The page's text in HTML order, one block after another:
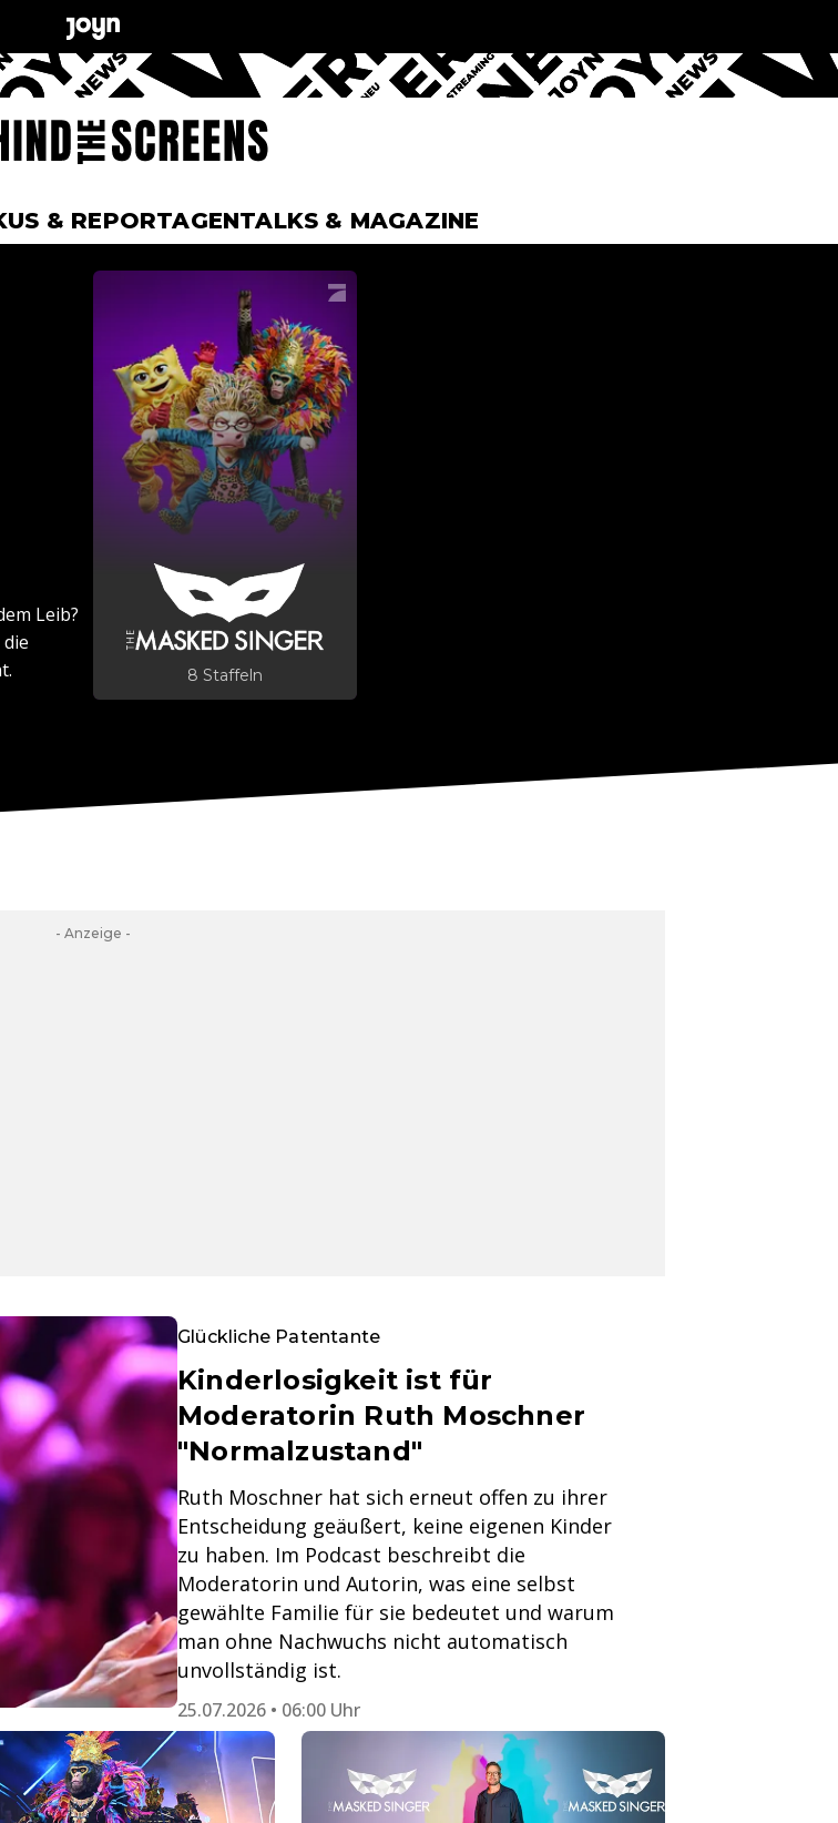
& REPORTAGENTALKS & MAGAZINE
8 Staffeln
Leib?
- Anzeige -
Glückliche Patentante
Kinderlosigkeit ist für
Moderatorin Ruth Moschner
"Normalzustand"
Ruth Moschner hat sich erneut offen zu ihrer
Entscheidung geäußert, keine eigenen Kinder
zu haben. Im Podcast beschreibt die
Moderatorin und Autorin, was eine selbst
gewählte Familie für sie bedeutet und warum
man ohne Nachwuchs nicht automatisch
unvollständig ist.
25.07.2026 • 06:00 Uhr